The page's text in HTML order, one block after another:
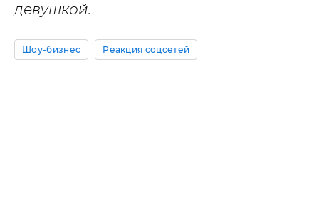
девушкой.
Шоу-бизнес Реакция соцсетей